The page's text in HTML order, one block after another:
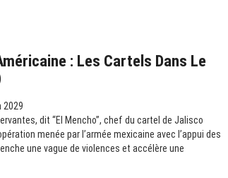
: Les Cartels Dans Le
2029
dit “El Mencho”, chef du cartel de Jalisco
menée par l’armée mexicaine avec l’appui des
une vague de violences et accélère une